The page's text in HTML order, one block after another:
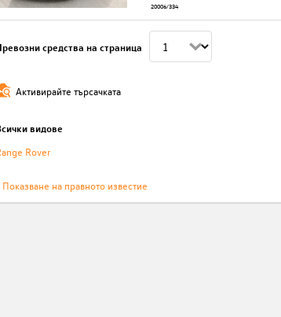
20006/334
средства на страница
Активирайте търсачката
видове
Rover
Показване на правното известие